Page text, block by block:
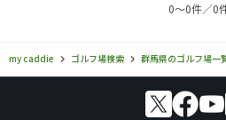
0〜0件／0
my caddie ゴルフ場検索 群馬県のゴルフ場一